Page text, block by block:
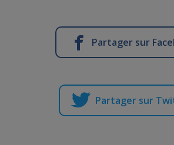
Partager sur
Partager sur